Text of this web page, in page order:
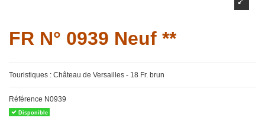
FR N° 0939 Neuf **
Touristiques : Château de Versailles - 18 Fr. brun
Référence N0939
Disponible